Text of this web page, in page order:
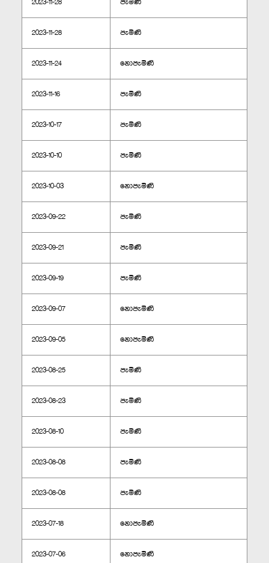
2023-11-28 පැමිණි
2023-11-28 පැමිණි
2023-11-24 නොපැමිණි
2023-11-16 පැමිණි
2023-10-17 පැමිණි
2023-10-10 පැමිණි
2023-10-03 නොපැමිණි
2023-09-22 පැමිණි
2023-09-21 පැමිණි
2023-09-19 පැමිණි
2023-09-07 නොපැමිණි
2023-09-05 නොපැමිණි
2023-08-25 පැමිණි
2023-08-23 පැමිණි
2023-08-10 පැමිණි
2023-08-08 පැමිණි
2023-08-08 පැමිණි
2023-07-18 නොපැමිණි
2023-07-06 නොපැමිණි